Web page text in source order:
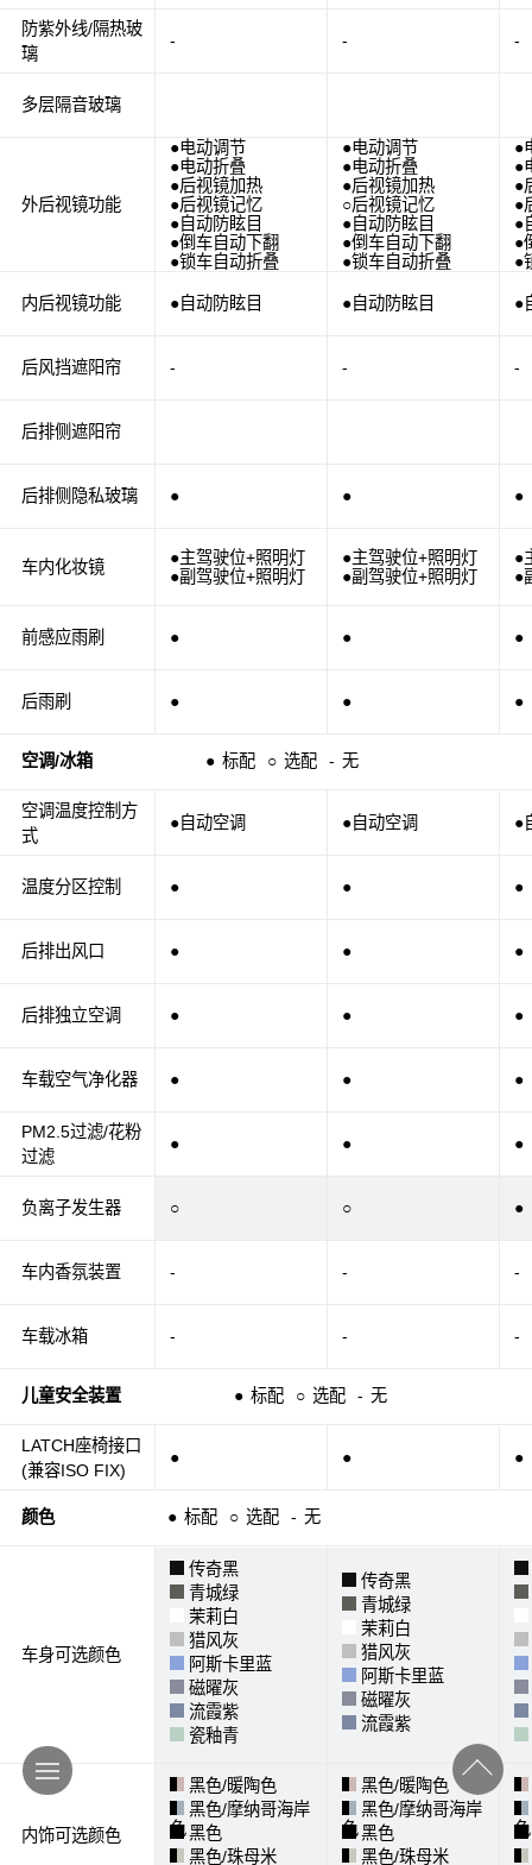
防紫外线/隔热玻
璃
多层隔音玻璃
外后视镜功能
内后视镜功能
后风挡遮阳帘
后排侧遮阳帘
后排侧隐私玻璃
车内化妆镜
前感应雨刷
后雨刷
空调/冰箱 ● 标配 ○ 选配 - 无
空调温度控制方
式
温度分区控制
后排出风口
后排独立空调
车载空气净化器
PM2.5过滤/花粉
过滤
负离子发生器
车内香氛装置
车载冰箱
儿童安全装置 ● 标配 ○ 选配 - 无
LATCH座椅接口
(兼容ISO FIX)
颜色 ● 标配 ○ 选配 - 无
车身可选颜色
内饰可选颜色
- - -
●电动调节
●电动折叠
●后视镜加热
●后视镜记忆
●自动防眩目
●倒车自动下翻
●锁车自动折叠
●电动调节
●电动折叠
●后视镜加热
○后视镜记忆
●自动防眩目
●倒车自动下翻
●锁车自动折叠
●
●
●
●
●
●
●
●自动防眩目 ●自动防眩目 ●
- - -
● ● ●
●主驾驶位+照明灯
●副驾驶位+照明灯
●主驾驶位+照明灯
●副驾驶位+照明灯
●
●
● ● ●
● ● ●
●自动空调 ●自动空调 ●
● ● ●
● ● ●
● ● ●
● ● ●
● ● ●
○ ○ ●
- - -
- - -
● ● ●
传奇黑
青城绿
茉莉白
猎风灰
阿斯卡里蓝
磁曜灰
流霞紫
瓷釉青
传奇黑
青城绿
茉莉白
猎风灰
阿斯卡里蓝
磁曜灰
流霞紫
黑色/暖陶色
黑色/摩纳哥海岸
色黑色
黑色/珠母米
黑色/暖陶色
黑色/摩纳哥海岸
色黑色
黑色/珠母米
色